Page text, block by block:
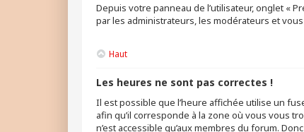
Depuis votre panneau de l’utilisateur, onglet «
par les administrateurs, les modérateurs et
Haut
Les heures ne sont pas correctes !
Il est possible que l’heure affichée utilise un
afin qu’il corresponde à la zone où vous vous
n’est accessible qu’aux membres du forum.